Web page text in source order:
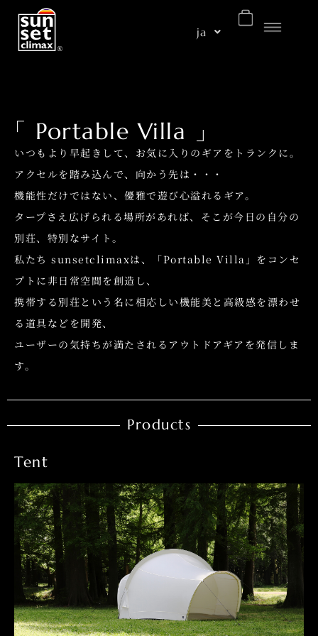
ja
「 Portable Villa 」
いつもより早起きして、お気に入りのギアをトランクに。
アクセルを踏み込んで、向かう先は・・・
機能性だけではない、優雅で遊び心溢れるギア。
タープさえ広げられる場所があれば、そこが今日の自分の
別荘、特別なサイト。
私たち sunsetclimaxは、「Portable Villa」をコンセ
プトに非日常空間を創造し、
携帯する別荘という名に相応しい機能美と高級感を漂わせ
る道具などを開発、
ユーザーの気持ちが満たされるアウトドアギアを発信しま
す。
Products
Tent